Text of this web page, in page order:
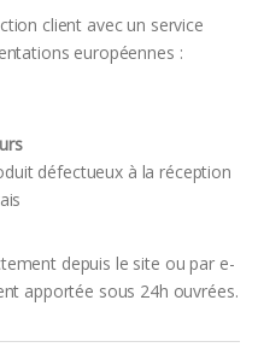
client avec un service
européennes :
défectueux à la réception
depuis le site ou par e-
apportée sous 24h ouvrées.